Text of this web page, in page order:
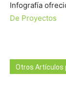
Infografía
De Proyectos
Otros Artículos